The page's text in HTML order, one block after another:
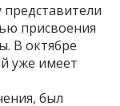
присвоения
В октябре
уже имеет
был